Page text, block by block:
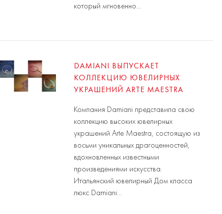
который мгновенно…
DAMIANI ВЫПУСКАЕТ
КОЛЛЕКЦИЮ ЮВЕЛИРНЫХ
УКРАШЕНИЙ ARTE MAESTRA
Компания Damiani представила свою
коллекцию высоких ювелирных
украшений Arte Maestra, состоящую из
восьми уникальных драгоценностей,
вдохновленных известными
произведениями искусства.
Итальянский ювелирный Дом класса
люкс Damiani…